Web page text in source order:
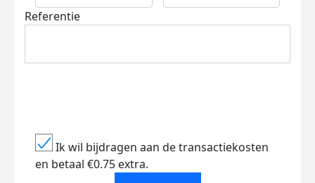
Referentie
Ik wil bijdragen aan de transactiekosten
en betaal €0.75 extra.